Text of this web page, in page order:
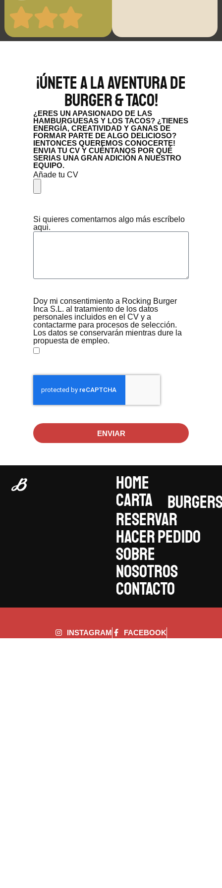
¡Únete a la aventura de
Burger & Taco!
¿ERES UN APASIONADO DE LAS
HAMBURGUESAS Y LOS TACOS? ¿TIENES
ENERGÍA, CREATIVIDAD Y GANAS DE
FORMAR PARTE DE ALGO DELICIOSO?
IENTONCES QUEREMOS CONOCERTE!
ENVIA TU CV Y CUÉNTANOS POR QUÉ
SERIAS UNA GRAN ADICIÓN A NUESTRO
EQUIPO.
Añade tu CV
Si quieres comentarnos algo más escríbelo
aqui.
Doy mi consentimiento a Rocking Burger
Inca S.L. al tratamiento de los datos
personales incluidos en el CV y a
contactarme para procesos de selección.
Los datos se conservarán mientras dure la
propuesta de empleo.
ENVIAR
HOME
CARTA
RESERVAR
HACER PEDIDO
SOBRE
NOSOTROS
CONTACTO
INSTAGRAM
FACEBOOK